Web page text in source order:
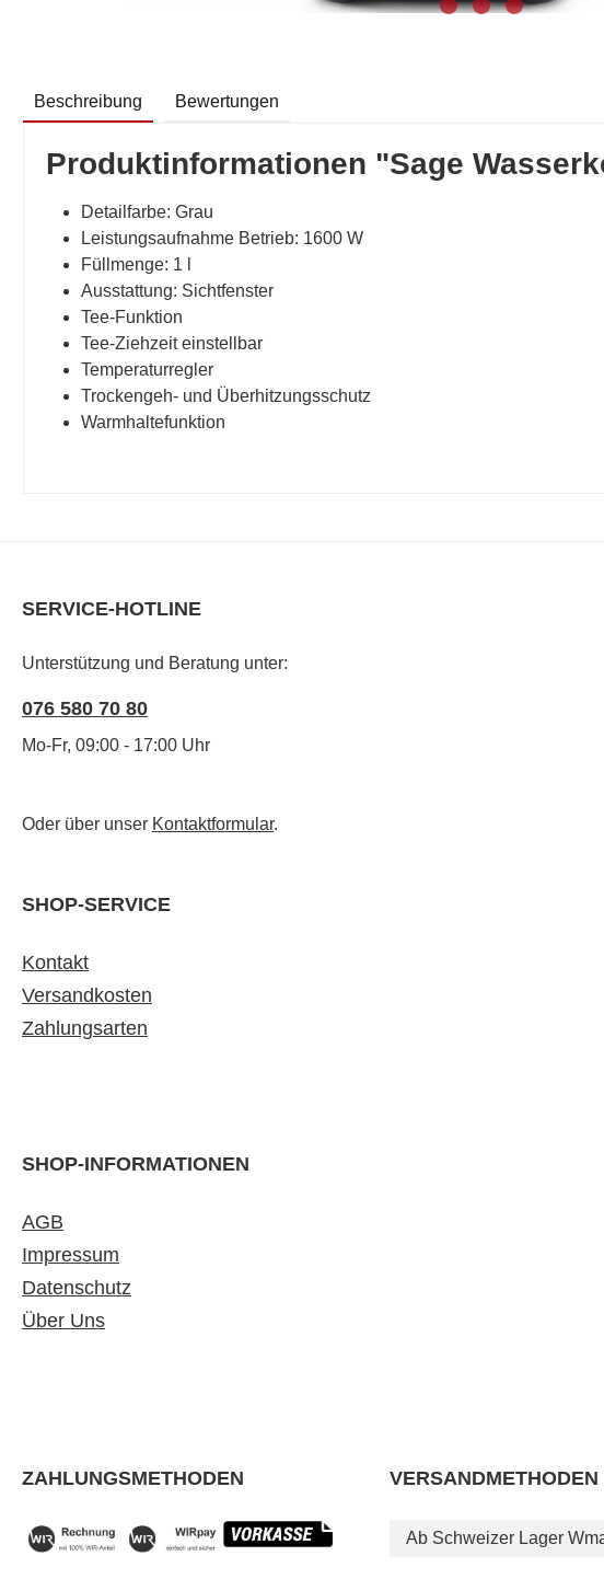
Beschreibung Bewertungen
Produktinformationen "Sage
Detailfarbe: Grau
Leistungsaufnahme Betrieb: 1600 W
Füllmenge: 1 l
Ausstattung: Sichtfenster
Tee-Funktion
Tee-Ziehzeit einstellbar
Temperaturregler
Trockengeh- und Überhitzungsschutz
Warmhaltefunktion
SERVICE-HOTLINE
Unterstützung und Beratung unter:
076 580 70 80
Mo-Fr, 09:00 - 17:00 Uhr
Oder über unser Kontaktformular.
SHOP-SERVICE
Kontakt
Versandkosten
Zahlungsarten
SHOP-INFORMATIONEN
AGB
Impressum
Datenschutz
Über Uns
ZAHLUNGSMETHODEN VERSANDMETHODEN
Ab Schweizer Lager